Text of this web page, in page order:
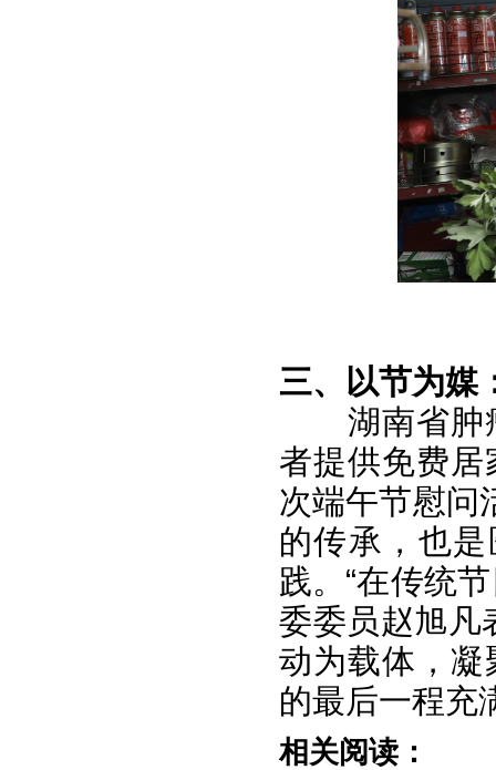
三、以节为媒
湖南省肿
者提供免费
次端午节慰问
的传承，也
践。“在传统
委委员赵旭凡
动为载体，
的最后一程充
相关阅读：